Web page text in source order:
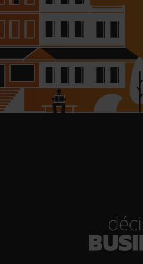
à 8 000 € pour les
l’autoroute A63
réouverte
Woman Dinners de Veuve
Clicquot de retour
Hôtels : un chiffre d’affaires